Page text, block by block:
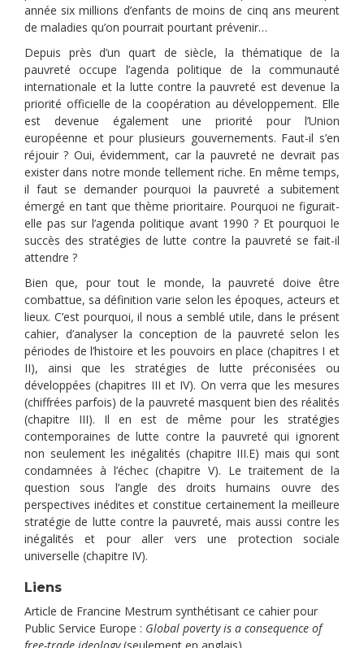
année six millions d’enfants de moins de cinq ans meurent
de maladies qu’on pour­rait pourtant prévenir…
Depuis près d’un quart de siècle, la thématique de la
pauvreté occupe l’agenda politique de la commu­nauté
internationale et la lutte contre la pauvreté est devenue la
priorité officielle de la coopération au développement. Elle
est devenue également une priorité pour l’Union
européenne et pour plusieurs gouvernements. Faut-il s’en
réjouir ? Oui, évidemment, car la pauvreté ne devrait pas
exister dans notre monde tellement riche. En même temps,
il faut se demander pourquoi la pauvreté a subitement
émergé en tant que thème prioritaire. Pourquoi ne figurait-
elle pas sur l’agenda politique avant 1990 ? Et pourquoi le
succès des stratégies de lutte contre la pauvreté se fait-il
attendre ?
Bien que, pour tout le monde, la pauvreté doive être
combattue, sa définition varie selon les époques, acteurs et
lieux. C’est pourquoi, il nous a semblé utile, dans le présent
cahier, d’analyser la conception de la pauvreté selon les
périodes de l’histoire et les pouvoirs en place (chapitres I et
II), ainsi que les stratégies de lutte préconisées ou
développées (chapitres III et IV). On verra que les mesures
(chiffrées parfois) de la pauvreté masquent bien des réalités
(chapitre III). Il en est de même pour les stratégies
contemporaines de lutte contre la pauvreté qui ignorent
non seulement les inégalités (chapitre III.E) mais qui sont
condamnées à l’échec (chapitre V). Le traitement de la
question sous l’angle des droits humains ouvre des
perspectives inédites et constitue certainement la meilleure
stratégie de lutte contre la pauvreté, mais aussi contre les
inégalités et pour aller vers une protection sociale
universelle (chapitre IV).
Liens
Article de Francine Mestrum synthétisant ce cahier pour
Public Service Europe : Global poverty is a consequence of